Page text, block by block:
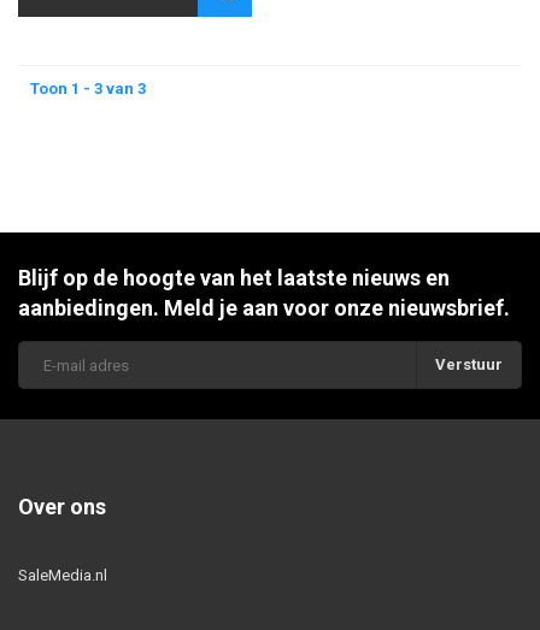
Toon 1 - 3 van 3
Blijf op de hoogte van het laatste nieuws en
aanbiedingen. Meld je aan voor onze nieuwsbrief.
Verstuur
Over ons
SaleMedia.nl